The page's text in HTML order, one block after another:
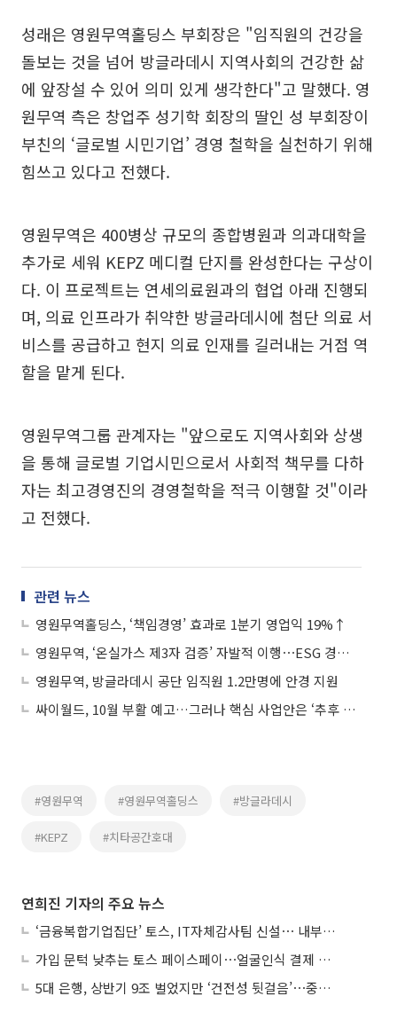
성래은 영원무역홀딩스 부회장은 "임직원의 건강을
돌보는 것을 넘어 방글라데시 지역사회의 건강한 삶
에 앞장설 수 있어 의미 있게 생각한다"고 말했다. 영
원무역 측은 창업주 성기학 회장의 딸인 성 부회장이
부친의 ‘글로벌 시민기업’ 경영 철학을 실천하기 위해
힘쓰고 있다고 전했다.
영원무역은 400병상 규모의 종합병원과 의과대학을
추가로 세워 KEPZ 메디컬 단지를 완성한다는 구상이
다. 이 프로젝트는 연세의료원과의 협업 아래 진행되
며, 의료 인프라가 취약한 방글라데시에 첨단 의료 서
비스를 공급하고 현지 의료 인재를 길러내는 거점 역
할을 맡게 된다.
영원무역그룹 관계자는 "앞으로도 지역사회와 상생
을 통해 글로벌 기업시민으로서 사회적 책무를 다하
자는 최고경영진의 경영철학을 적극 이행할 것"이라
고 전했다.
관련 뉴스
영원무역홀딩스, ‘책임경영’ 효과로 1분기 영업익 19%↑
영원무역, ‘온실가스 제3자 검증’ 자발적 이행⋯ESG 경영 실천
영원무역, 방글라데시 공단 임직원 1.2만명에 안경 지원
싸이월드, 10월 부활 예고…그러나 핵심 사업안은 ‘추후 공개’
#영원무역 #영원무역홀딩스 #방글라데시
#KEPZ #치타공간호대
연희진 기자의 주요 뉴스
‘금융복합기업집단’ 토스, IT자체감사팀 신설⋯ 내부통제 강화
가입 문턱 낮추는 토스 페이스페이⋯얼굴인식 결제 확산 속도낸다
5대 은행, 상반기 9조 벌었지만 ‘건전성 뒷걸음’⋯중기대출 문턱 높아지나